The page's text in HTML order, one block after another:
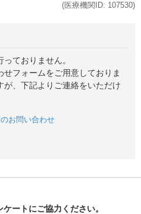
(医療機関ID: 107530)
ておりません。
フォームをご用意しておりま
、下記よりご連絡をいただけ
お問い合わせ
ートにご協力ください。